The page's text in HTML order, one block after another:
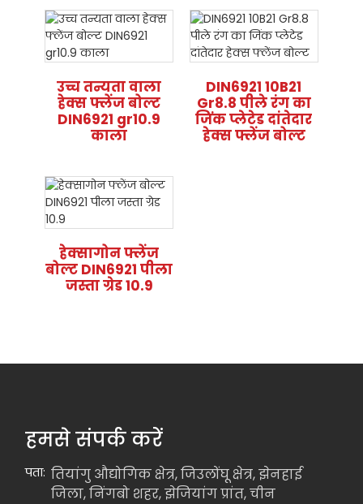
उच्च तन्यता वाला
हेक्स फ्लेंज बोल्ट
DIN6921 gr10.9
काला
DIN6921 10B21
Gr8.8 पीले रंग का
जिंक प्लेटेड दांतेदार
हेक्स फ्लेंज बोल्ट
हेक्सागोन फ्लेंज
बोल्ट DIN6921 पीला
जस्ता ग्रेड 10.9
हमसे संपर्क करें
पता: तियांगु औद्योगिक क्षेत्र, जिउलोंघू क्षेत्र, झेनहाई
जिला, निंगबो शहर, झेजियांग प्रांत, चीन